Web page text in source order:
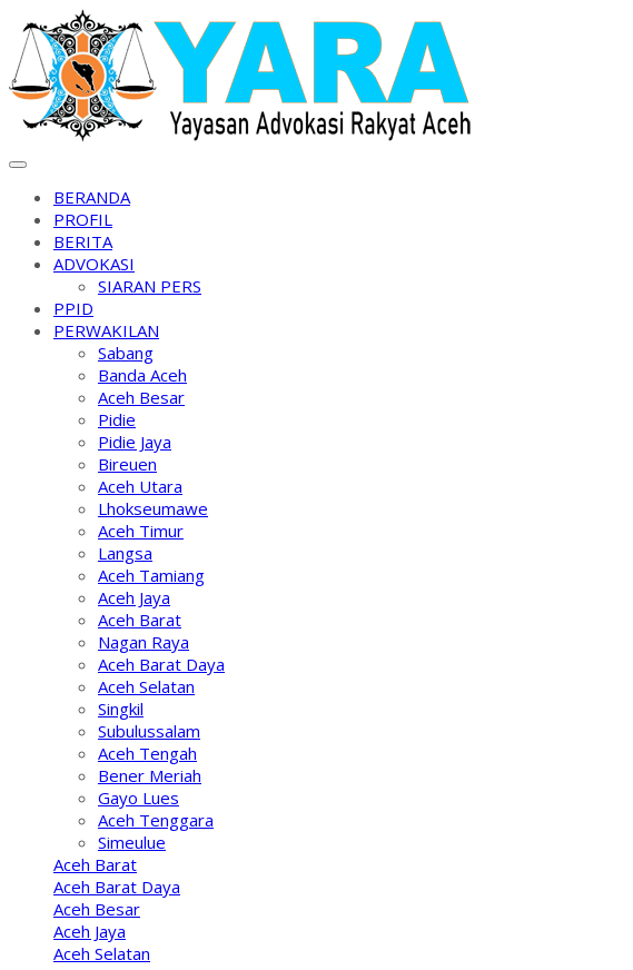
Skip
to
content
BERANDA
PROFIL
BERITA
ADVOKASI
SIARAN PERS
PPID
PERWAKILAN
Sabang
Banda Aceh
Aceh Besar
Pidie
Pidie Jaya
Bireuen
Aceh Utara
Lhokseumawe
Aceh Timur
Langsa
Aceh Tamiang
Aceh Jaya
Aceh Barat
Nagan Raya
Aceh Barat Daya
Aceh Selatan
Singkil
Subulussalam
Aceh Tengah
Bener Meriah
Gayo Lues
Aceh Tenggara
Simeulue
Aceh Barat
Aceh Barat Daya
Aceh Besar
Aceh Jaya
Aceh Selatan